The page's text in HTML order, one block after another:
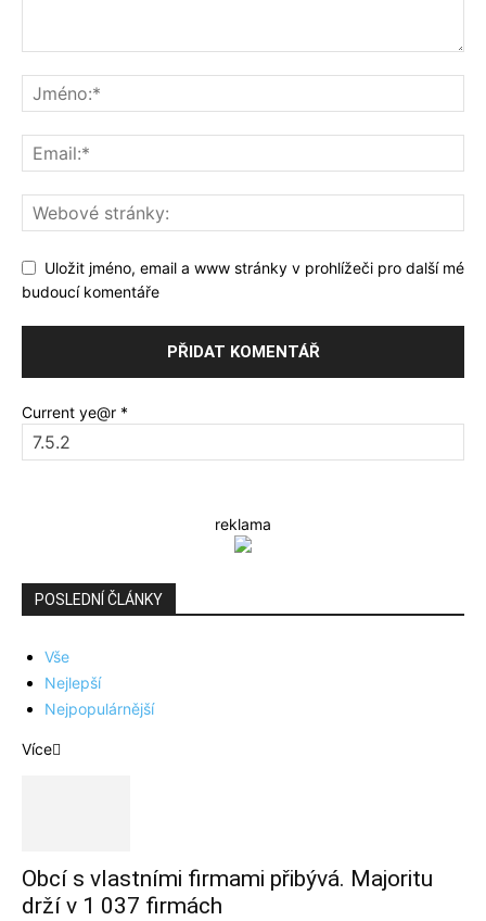
Uložit jméno, email a www stránky v prohlížeči pro další mé
budoucí komentáře
Current ye@r *
reklama
POSLEDNÍ ČLÁNKY
Vše
Nejlepší
Nejpopulárnější
Více
Obcí s vlastními firmami přibývá. Majoritu
drží v 1 037 firmách